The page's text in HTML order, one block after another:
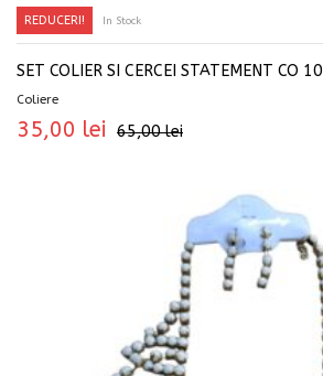
REDUCERI! In Stock
SET COLIER SI CERCEI STATEMENT CO 10
Coliere
65,00lei
35,00 lei